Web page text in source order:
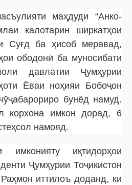
маҳдуди “Анко-
калотарин ширкатҳои
Суғд ба ҳисоб меравад,
ободонӣ ба муносибати
давлатии Ҷумҳурии
Ёваи ноҳияи Бобоҷон
бунёд намуд.
корхона имкон дорад, 6
намояд.
иқтидорҳои
Ҷумҳурии Тоҷикистон
иттилоъ доданд, ки